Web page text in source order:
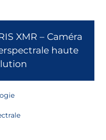
XMR – Caméra
haute